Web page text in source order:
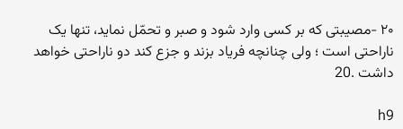
۲۰ -مصیبتى که بر کسى وارد شود و صبر و تحمّل نماید، تنها یک
ناراحتى است ؛ ولى چنانچه فریاد بزند و جزع کند دو ناراحتى خواهد
داشت .20
h9